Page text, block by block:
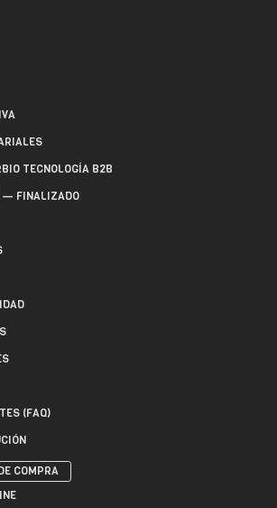
TECNOLOGÍA B2B
— FINALIZADO
(FAQ)
COMPRA